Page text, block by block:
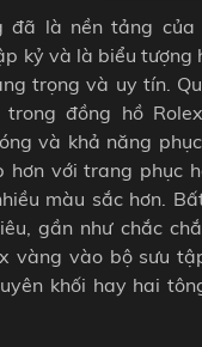
đã là nền tảng của
kỷ và là biểu tượng
trọng và uy tín.
trong đồng hồ
và khả năng
hơn với trang phục
màu sắc hơn.
gần như chắc
vàng vào bộ sưu
khối hay hai